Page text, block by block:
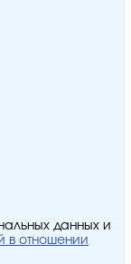
данных и
в отношении